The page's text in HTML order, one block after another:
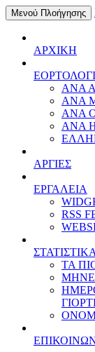
Μενού Πλοήγησης
ΑΡΧΙΚΗ
ΑΝΑ
ΑΝΑ
ΑΝΑ
ΑΝΑ
ΑΡΓΙΕΣ
ΕΡΓΑΛΕΙΑ
RSS
ΣΤΑΤΙΣΤΙΚΑ
ΤΑ